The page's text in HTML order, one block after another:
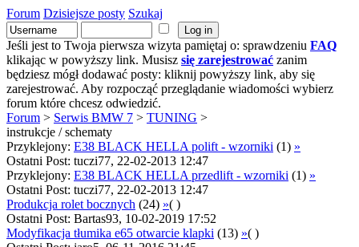
Forum Dzisiejsze posty Szukaj
Jeśli jest to Twoja pierwsza wizyta pamiętaj o: sprawdzeniu FAQ
klikając w powyższy link. Musisz się zarejestrować zanim
będziesz mógł dodawać posty: kliknij powyższy link, aby się
zarejestrować. Aby rozpocząć przeglądanie wiadomości wybierz
forum które chcesz odwiedzić.
Forum > Serwis BMW 7 > TUNING >
instrukcje / schematy
Przyklejony: E38 BLACK HELLA polift - wzorniki (1) »
Ostatni Post: tuczi77, 22-02-2013 12:47
Przyklejony: E38 BLACK HELLA przedlift - wzorniki (1) »
Ostatni Post: tuczi77, 22-02-2013 12:47
Produkcja rolet bocznych (24) »( )
Ostatni Post: Bartas93, 10-02-2019 17:52
Modyfikacja tłumika e65 otwarcie klapki (13) »( )